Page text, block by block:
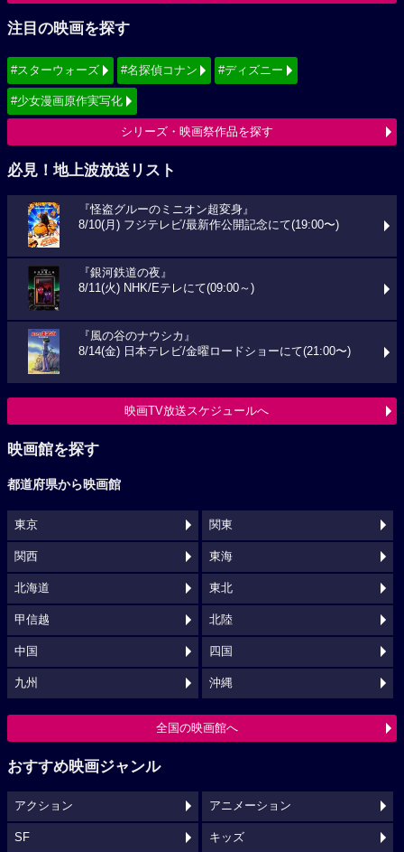
注目の映画を探す
#スターウォーズ #名探偵コナン #ディズニー
#少女漫画原作実写化
シリーズ・映画祭作品を探す
必見！地上波放送リスト
『怪盗グルーのミニオン超変身』
8/10(月) フジテレビ/最新作公開記念にて(19:00〜)
『銀河鉄道の夜』
8/11(火) NHK/Eテレにて(09:00～)
『風の谷のナウシカ』
8/14(金) 日本テレビ/金曜ロードショーにて(21:00〜)
映画TV放送スケジュールへ
映画館を探す
都道府県から映画館
東京 関東
関西 東海
北海道 東北
甲信越 北陸
中国 四国
九州 沖縄
全国の映画館へ
おすすめ映画ジャンル
アクション アニメーション
SF キッズ